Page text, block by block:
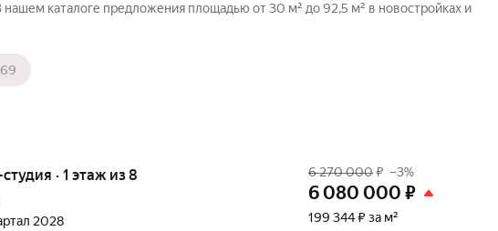
каталоге предложения площадью от 30 м² до 92,5 м² в новостройках и
· 1 этаж из 8
2028
6 270 000₽ –3%
6 080 000 ₽
199 344 ₽ за м²